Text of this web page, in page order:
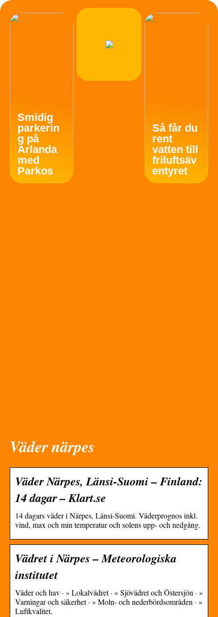
Smidig
parkerin
g på
Arlanda
med
Parkos
Så får du
rent
vatten till
friluftsäv
entyret
Väder närpes
Väder Närpes, Länsi-Suomi – Finland:
14 dagar – Klart.se
14 dagars väder i Närpes, Länsi-Suomi. Väderprognos inkl.
vind, max och min temperatur och solens upp- och nedgång.
Vädret i Närpes – Meteorologiska
institutet
Väder och hav · » Lokalvädret · » Sjövädret och Östersjön · »
Varningar och säkerhet · » Moln- och nederbördsområden · »
Luftkvalitet.